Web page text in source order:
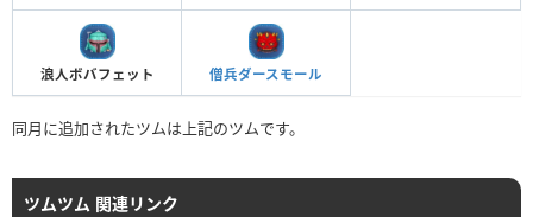
浪人ボバフェット 僧兵ダースモール
同月に追加されたツムは上記のツムです。
ツムツム 関連リンク